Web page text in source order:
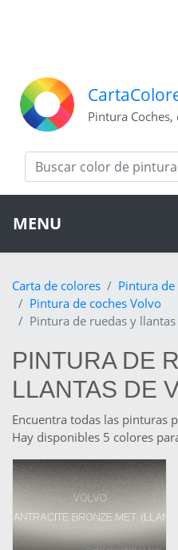
Pintura Coches,
MENU
Carta de colores
Pintura de
Pintura de coches Volvo
Pintura de ruedas y
PINTURA DE
LLANTAS DE
Encuentra todas las pinturas
Hay disponibles 5 colores